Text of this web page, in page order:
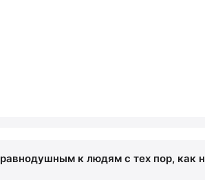
к людям с тех пор, как